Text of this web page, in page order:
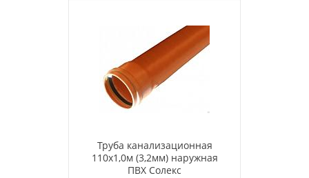
Труба канализационная
110х1,0м (3,2мм) наружная
ПВХ Солекс